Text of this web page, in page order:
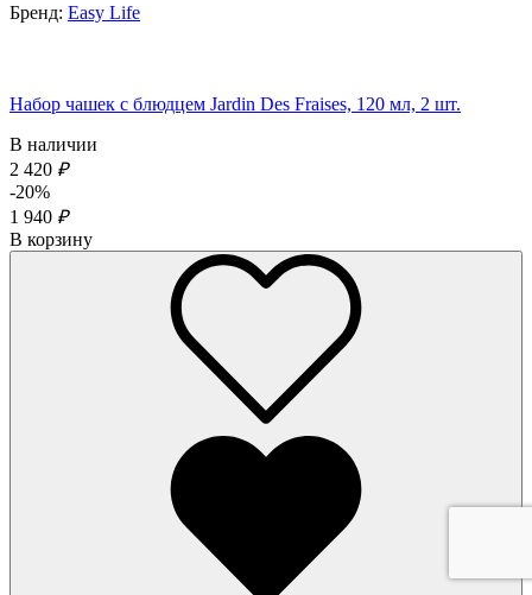
Бренд: Easy Life
Набор чашек с блюдцем Jardin Des Fraises, 120 мл, 2 шт.
В наличии
2 420 ₽
-20%
1 940 ₽
В корзину